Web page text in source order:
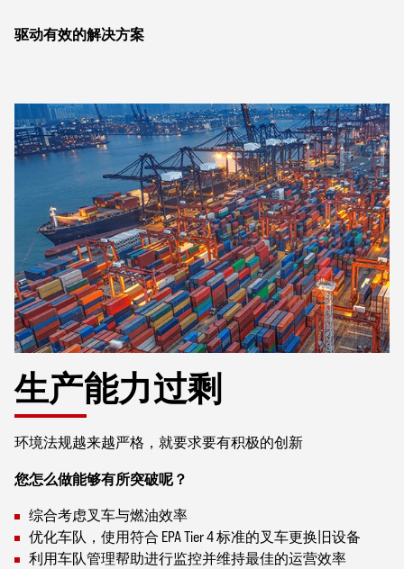
驱动有效的解决方案
生产能力过剩
环境法规越来越严格，就要求要有积极的创新
您怎么做能够有所突破呢？
综合考虑叉车与燃油效率
优化车队，使用符合 EPA Tier 4 标准的叉车更换旧设备
利用车队管理帮助进行监控并维持最佳的运营效率